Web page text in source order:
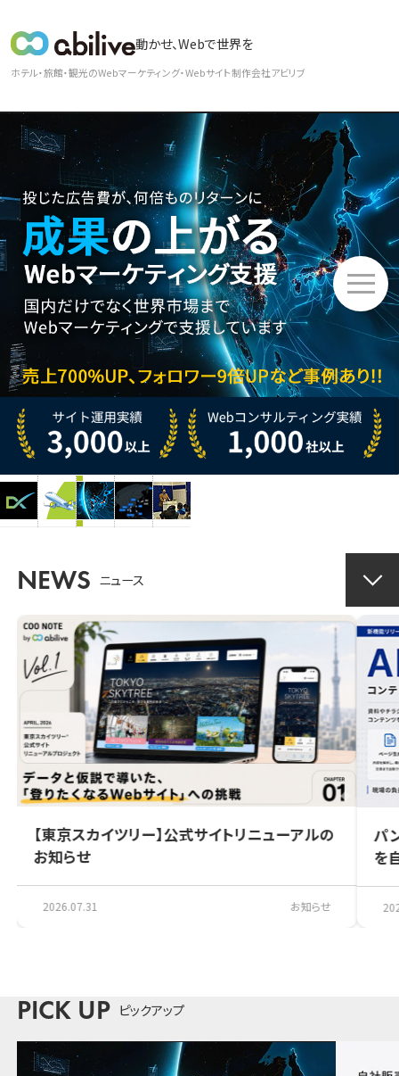
ホテル・旅館・観光のWebマーケティング・Webサイト制作会社アビリブ
動かせ、Webで世界を
メ
イ
メ
ニ
ー
メ
ニ
ュ
ー
ル・
旅
館
DX
ツ
abilive
DX
ブ
の
理
念
の
上
が
る
Web
テ
ィ
ン
援
ア
を
中
心
に
拠
点
ア
ブ
は
世
ル・
旅
館
向
け
WEB
セ
ミ
ナ
成果の上がる
Webマーケティング支援
ニュース
カ
テ
ゴ
リ
ー
を
開
く
【東京スカイツリー】公式サイトリニューアルの
お知らせ
2026.07.31 お知らせ
パ
を
ピックアップ